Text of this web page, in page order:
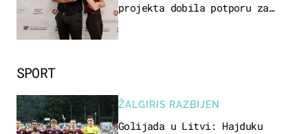
SPORT
ŽALGIRIS RAZBIJEN
Golijada u Litvi: Hajduku
projekta dobila potporu za